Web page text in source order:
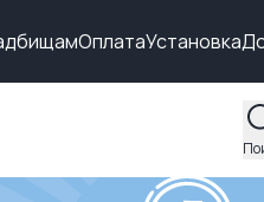
ОплатаУстановка